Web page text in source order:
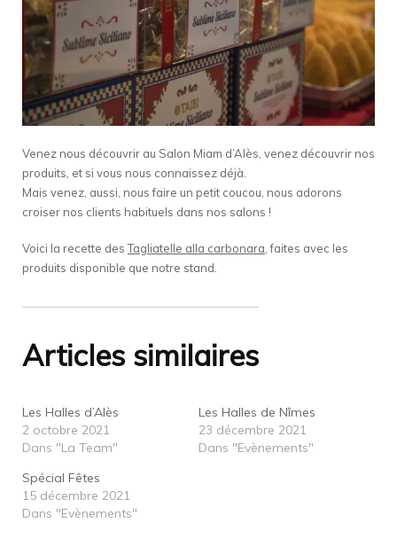
Venez nous découvrir au Salon Miam d’Alès, venez découvrir nos
produits, et si vous nous connaissez déjà.
Mais venez, aussi, nous faire un petit coucou, nous adorons
croiser nos clients habituels dans nos salons !
Voici la recette desTagliatelle alla carbonara , faites avec les
produits disponible que notre stand.
Articles similaires
Les Halles d’Alès
2 octobre 2021
Dans "La Team"
Les Halles de Nîmes
23 décembre 2021
Dans "Evènements"
Spécial Fêtes
15 décembre 2021
Dans "Evènements"